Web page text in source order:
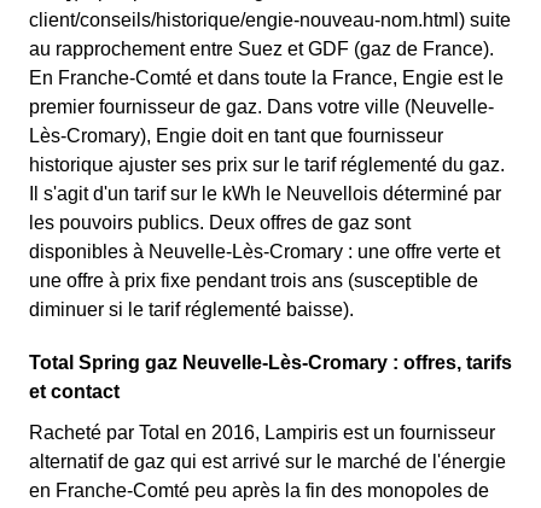
client/conseils/historique/engie-nouveau-nom.html) suite
au rapprochement entre Suez et GDF (gaz de France).
En Franche-Comté et dans toute la France, Engie est le
premier fournisseur de gaz. Dans votre ville (Neuvelle-
Lès-Cromary), Engie doit en tant que fournisseur
historique ajuster ses prix sur le tarif réglementé du gaz.
Il s'agit d'un tarif sur le kWh le Neuvellois déterminé par
les pouvoirs publics. Deux offres de gaz sont
disponibles à Neuvelle-Lès-Cromary : une offre verte et
une offre à prix fixe pendant trois ans (susceptible de
diminuer si le tarif réglementé baisse).
Total Spring gaz Neuvelle-Lès-Cromary : offres, tarifs
et contact
Racheté par Total en 2016, Lampiris est un fournisseur
alternatif de gaz qui est arrivé sur le marché de l'énergie
en Franche-Comté peu après la fin des monopoles de